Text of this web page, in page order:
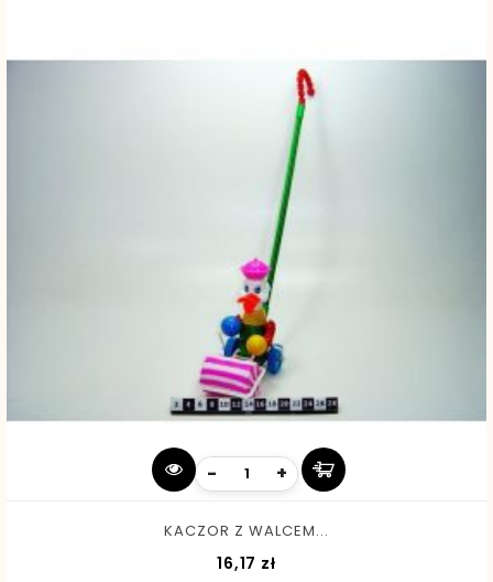
- +
KACZOR Z WALCEM...
16,17 zł